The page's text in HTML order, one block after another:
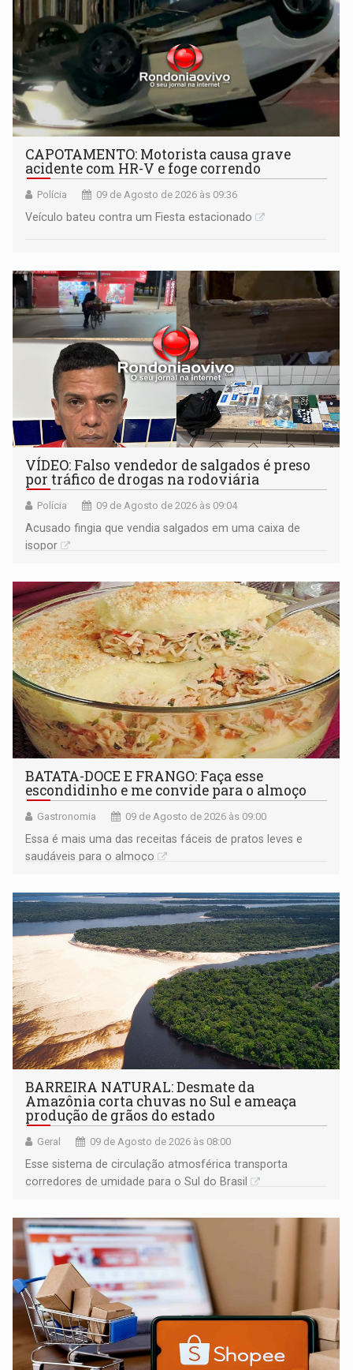
CAPOTAMENTO: Motorista causa grave
acidente com HR-V e foge correndo
Polícia 09 de Agosto de 2026 às 09:36
Veículo bateu contra um Fiesta estacionado
VÍDEO: Falso vendedor de salgados é preso
por tráfico de drogas na rodoviária
Polícia 09 de Agosto de 2026 às 09:04
Acusado fingia que vendia salgados em uma caixa de
isopor
BATATA-DOCE E FRANGO: Faça esse
escondidinho e me convide para o almoço
Gastronomia 09 de Agosto de 2026 às 09:00
Essa é mais uma das receitas fáceis de pratos leves e
saudáveis para o almoço
BARREIRA NATURAL: Desmate da
Amazônia corta chuvas no Sul e ameaça
produção de grãos do estado
Geral 09 de Agosto de 2026 às 08:00
Esse sistema de circulação atmosférica transporta
corredores de umidade para o Sul do Brasil